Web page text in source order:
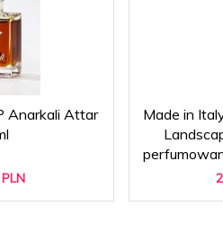
Anarkali Attar
PLN
Made in